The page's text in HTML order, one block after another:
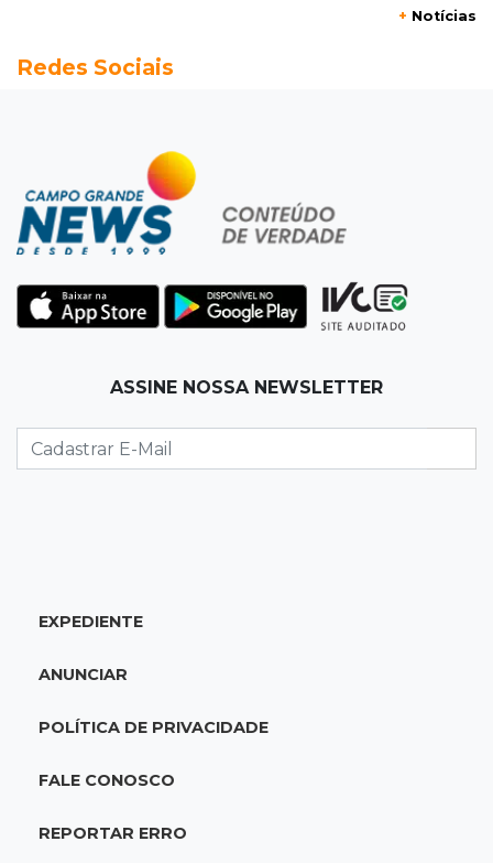
Ladário abre consulta para criação do Parque
Corumbá
Pantaneiro que salvou fazenda com diques
vira personagem de livro
Discord é investigado por falha na proteção
de menores após morte de adolescente
Produção artesanal
número de produtores em 67%
13:00Artigos
sem energia em Campo Grande
12:34Fogo e fumaça
+ Notícias
Redes Sociais
ASSINE NOSSA NEWSLETTER
EXPEDIENTE
ANUNCIAR
POLÍTICA DE PRIVACIDADE
FALE CONOSCO
REPORTAR ERRO